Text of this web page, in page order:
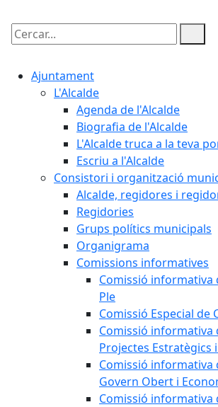
Cercar:
Ajuntament
L'Alcalde
Agenda de l'Alcalde
Biografia de l'Alcalde
L'Alcalde truca a la teva
Escriu a l'Alcalde
Consistori i organització
Alcalde, regidores i
Regidories
Grups polítics municipals
Organigrama
Comissions informatives
Comissió informativa
Ple
Comissió Especial de
Comissió informativa
Projectes Estratègics
Comissió informativa
Govern Obert i
Comissió informativa